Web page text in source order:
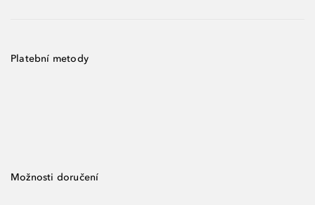
Platební metody
Možnosti doručení